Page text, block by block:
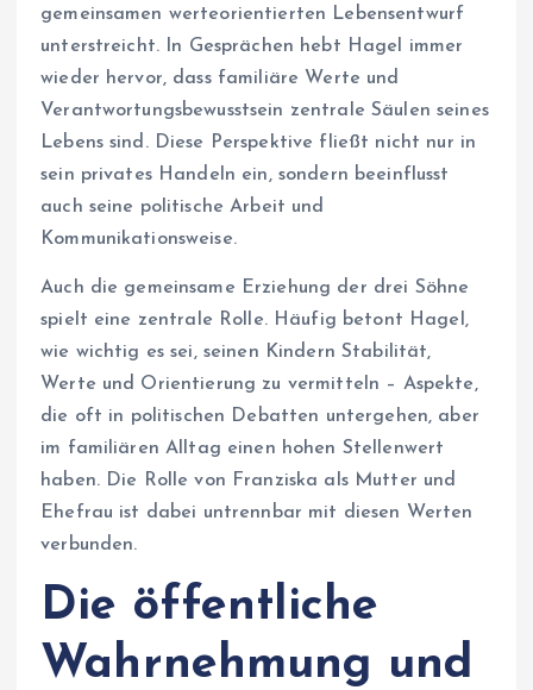
gemeinsamen werteorientierten Lebensentwurf
unterstreicht. In Gesprächen hebt Hagel immer
wieder hervor, dass familiäre Werte und
Verantwortungsbewusstsein zentrale Säulen seines
Lebens sind. Diese Perspektive fließt nicht nur in
sein privates Handeln ein, sondern beeinflusst
auch seine politische Arbeit und
Kommunikationsweise.
Auch die gemeinsame Erziehung der drei Söhne
spielt eine zentrale Rolle. Häufig betont Hagel,
wie wichtig es sei, seinen Kindern Stabilität,
Werte und Orientierung zu vermitteln – Aspekte,
die oft in politischen Debatten untergehen, aber
im familiären Alltag einen hohen Stellenwert
haben. Die Rolle von Franziska als Mutter und
Ehefrau ist dabei untrennbar mit diesen Werten
verbunden.
Die öffentliche
Wahrnehmung und